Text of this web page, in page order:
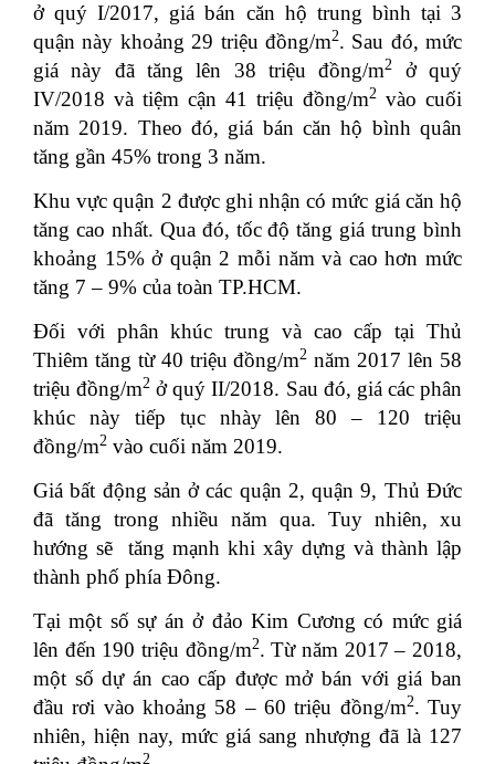
ở quý I/2017, giá bán căn hộ trung bình tại 3
quận này khoảng 29 triệu đồng/m2. Sau đó, mức
giá này đã tăng lên 38 triệu đồng/m2
ở quý
IV/2018 và tiệm cận 41 triệu đồng/m2 vào cuối
năm 2019. Theo đó, giá bán căn hộ bình quân
tăng gần 45% trong 3 năm.
Khu vực quận 2 được ghi nhận có mức giá căn hộ
tăng cao nhất. Qua đó, tốc độ tăng giá trung bình
khoảng 15% ở quận 2 mỗi năm và cao hơn mức
tăng 7 – 9% của toàn TP.HCM.
Đối với phân khúc trung và cao cấp tại Thủ
Thiêm tăng từ 40 triệu đồng/m2 năm 2017 lên 58
triệu đồng/m2 ở quý II/2018. Sau đó, giá các phân
khúc này tiếp tục nhày lên 80 – 120 triệu
đồng/m2 vào cuối năm 2019.
Giá bất động sản ở các quận 2, quận 9, Thủ Đức
đã tăng trong nhiều năm qua. Tuy nhiên, xu
hướng sẽ tăng mạnh khi xây dựng và thành lập
thành phố phía Đông.
Tại một số sự án ở đảo Kim Cương có mức giá
lên đến 190 triệu đồng/m2. Từ năm 2017 – 2018,
một số dự án cao cấp được mở bán với giá ban
đầu rơi vào khoảng 58 – 60 triệu đồng/m2. Tuy
nhiên, hiện nay, mức giá sang nhượng đã là 127
2